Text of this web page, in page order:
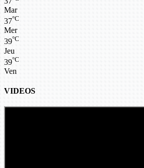
Mar
37°C
Mer
39°C
Jeu
39°C
Ven
VIDEOS